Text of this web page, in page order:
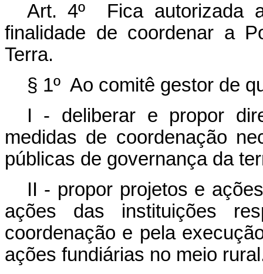
Art. 4º Fica autorizada
finalidade de coordenar a
Terra.
§ 1º Ao comitê gestor de
I - deliberar e propor
medidas de coordenação
públicas de governança da
II - propor projetos e
ações das instituições
coordenação e pela
ações fundiárias no meio